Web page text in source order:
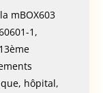
mBOX603
1,
hôpital,